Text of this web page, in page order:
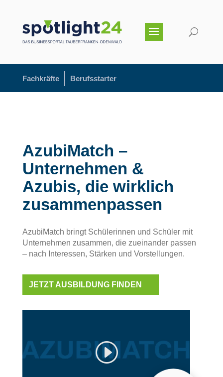
Fachkräfte Berufsstarter
AzubiMatch –
Unternehmen &
Azubis, die wirklich
zusammenpassen
AzubiMatch bringt Schülerinnen und Schüler mit
Unternehmen zusammen, die zueinander passen
– nach Interessen, Stärken und Vorstellungen.
JETZT AUSBILDUNG FINDEN